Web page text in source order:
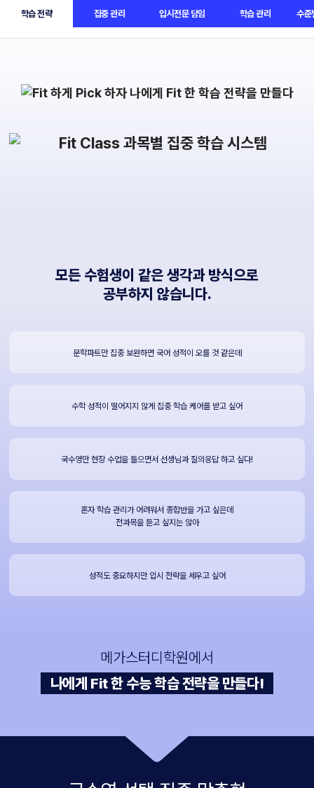
노원관
모든 수험생이 같은 생각과 방식으로
공부하지 않습니다.
문학파트만 집중 보완하면 국어 성적이 오를 것 같은데
수학 성적이 떨어지지 않게 집중 학습 케어를 받고 싶어
국수영만 현장 수업을 들으면서 선생님과 질의응답 하고 싶다!
혼자 학습 관리가 어려워서 종합반을 가고 싶은데
전과목을 듣고 싶지는 않아
성적도 중요하지만 입시 전략을 세우고 싶어
메가스터디학원에서
나에게 Fit 한 수능 학습 전략을 만들다!
학습 전략 집중 관리 입시전문 담임 학습 관리 수준